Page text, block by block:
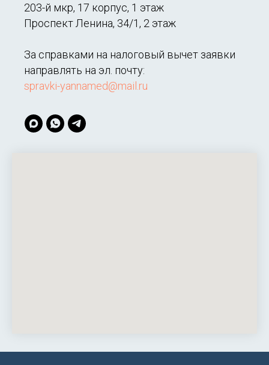
203-й мкр, 17 корпус, 1 этаж
Проспект Ленина, 34/1, 2 этаж
За справками на налоговый вычет заявки
направлять на эл. почту:
spravki-yannamed@mail.ru